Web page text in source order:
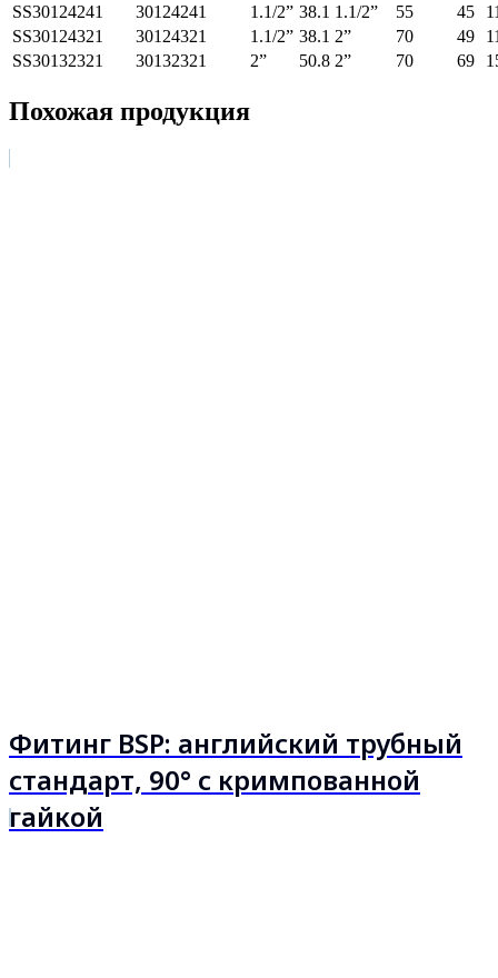
SS30124241
30124241 1.1/2” 38.1 1.1/2” 55 45
SS30124321
30124321 1.1/2” 38.1 2” 70 49
SS30132321
30132321 2” 50.8 2” 70 69
Похожая продукция
Фитинг BSP: английский трубный
стандарт, 90° с кримпованной
гайкой